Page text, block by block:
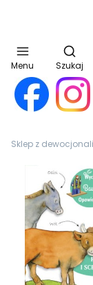
Menu Szukaj
Sklep z